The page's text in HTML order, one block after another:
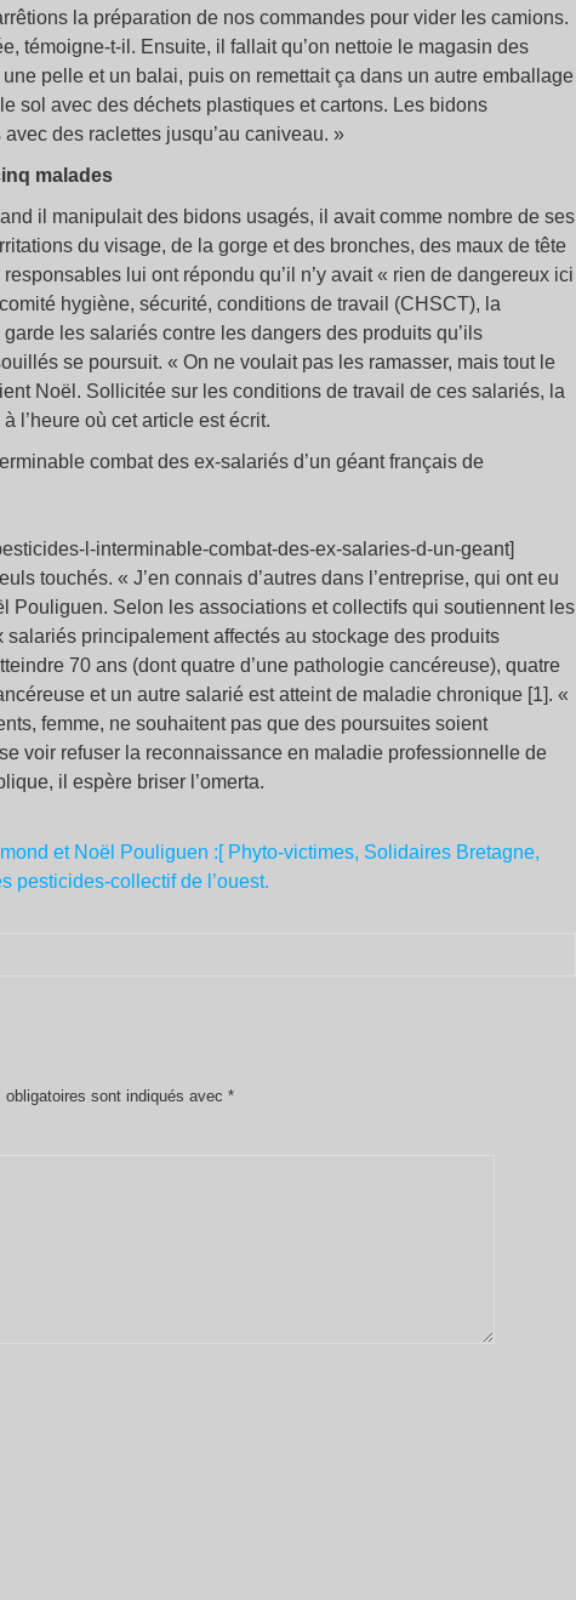
la préparation de nos commandes pour vider les camions.
témoigne-t-il. Ensuite, il fallait qu’on nettoie le magasin des
pelle et un balai, puis on remettait ça dans un autre emballage
sol avec des déchets plastiques et cartons. Les bidons
des raclettes jusqu’au caniveau. »
malades
il manipulait des bidons usagés, il avait comme nombre de ses
du visage, de la gorge et des bronches, des maux de tête
lui ont répondu qu’il n’y avait « rien de dangereux ici
hygiène, sécurité, conditions de travail (CHSCT), la
les salariés contre les dangers des produits qu’ils
se poursuit. « On ne voulait pas les ramasser, mais tout le
Noël. Sollicitée sur les conditions de travail de ces salariés, la
l’heure où cet article est écrit.
combat des ex-salariés d’un géant français de
l-interminable-combat-des-ex-salaries-d-un-geant]
touchés. « J’en connais d’autres dans l’entreprise, qui ont eu
Pouliguen. Selon les associations et collectifs qui soutiennent les
principalement affectés au stockage des produits
70 ans (dont quatre d’une pathologie cancéreuse), quatre
et un autre salarié est atteint de maladie chronique [1]. «
femme, ne souhaitent pas que des poursuites soient
voir refuser la reconnaissance en maladie professionnelle de
il espère briser l’omerta.
et Noël Pouliguen :[ Phyto-victimes, Solidaires Bretagne,
pesticides-collectif de l’ouest.
obligatoires sont indiqués avec *